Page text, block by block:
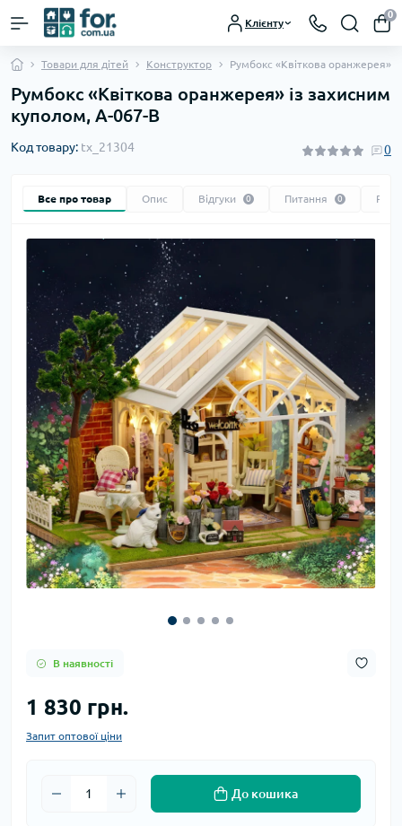
Клієнту
0
Товари для дітей Конструктор Румбокс «Квіткова оранжерея»
Румбокс «Квіткова оранжерея» із захисним
куполом, A-067-B
Код товару: tx_21304 0
Все про товар Опис Відгуки 0 Питання 0
В наявності
1 830 грн.
Запит оптової ціни
До кошика